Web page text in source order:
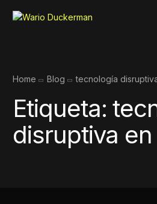
Home Blog tecnología
Etiqueta:
disruptiva